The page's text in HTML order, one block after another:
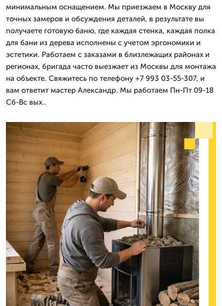
минимальным оснащением. Мы приезжаем в Москву для
точных замеров и обсуждения деталей, в результате вы
получаете готовую баню, где каждая стенка, каждая полка
для бани из дерева исполнены с учетом эргономики и
эстетики. Работаем с заказами в близлежащих районах и
регионах, бригада часто выезжает из Москвы для монтажа
на объекте. Свяжитесь по телефону +7 993 03-55-307, и
вам ответит мастер Александр. Мы работаем Пн-Пт 09-18
Сб-Вс вых..